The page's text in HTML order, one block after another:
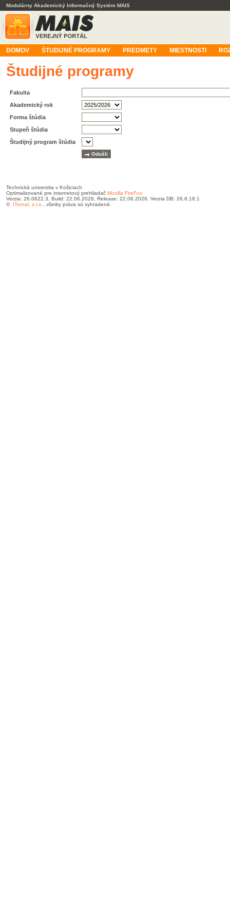
Modulárny Akademický Informačný Systém MAIS
DOMOV ŠTUDIJNÉ PROGRAMY PREDMETY MIESTNOSTI
Študijné programy
Fakulta
Akademický rok
Forma štúdia
Stupeň štúdia
Študijný program štúdia
Technická univerzita v Košiciach
Optimalizované pre internetový prehliadač Mozilla FireFox
Verzia: 26.0622.3, Build: 22.06.2026, Release: 22.06.2026, Verzia DB: 26.6.18.1
© ITernal, s.r.o. , všetky práva sú vyhradené.